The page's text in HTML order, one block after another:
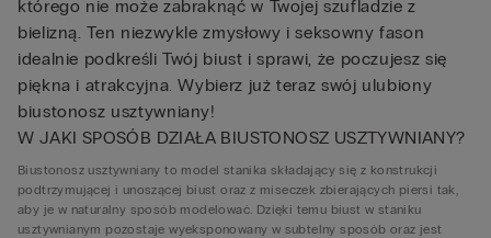
którego nie może zabraknąć w Twojej szufladzie z
bielizną. Ten niezwykle zmysłowy i seksowny fason
idealnie podkreśli Twój biust i sprawi, że poczujesz się
piękna i atrakcyjna. Wybierz już teraz swój ulubiony
biustonosz usztywniany!
W JAKI SPOSÓB DZIAŁA BIUSTONOSZ USZTYWNIANY?
Biustonosz usztywniany to model stanika składający się z konstrukcji
podtrzymującej i unoszącej biust oraz z miseczek zbierających piersi tak,
aby je w naturalny sposób modelować. Dzięki temu biust w staniku
usztywnianym pozostaje wyeksponowany w subtelny sposób oraz jest